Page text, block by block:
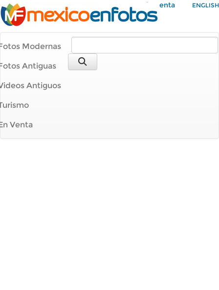
Mi Cuenta ENGLISH
Modernas
Antiguas
Antiguos
Venta